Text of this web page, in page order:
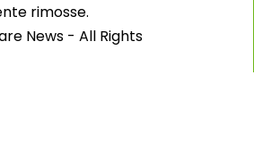
rimosse.
News - All Rights